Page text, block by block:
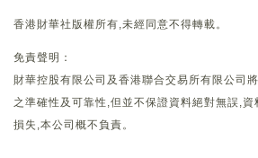
香港財華社版權所有,未經同意不得轉載。
免責聲明：
財華控股有限公司及香港聯合交易所有限公司
之準確性及可靠性,但並不保證資料絕對無誤,
損失,本公司概不負責。